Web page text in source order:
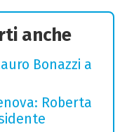
anche
Bonazzi a
Roberta